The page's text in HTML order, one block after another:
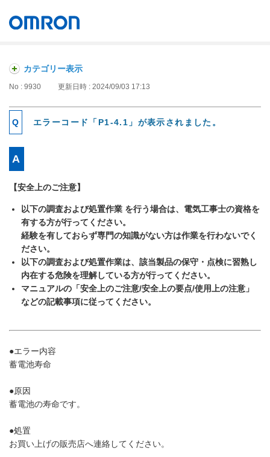
カテゴリー表示
No : 9930 更新日時 : 2024/09/03 17:13
エラーコード「P1-4.1」が表示されました。
【安全上のご注意】
以下の調査および処置作業 を行う場合は、電気工事士の資格を
有する方が行ってください。
経験を有しておらず専門の知識がない方は作業を行わないでく
ださい。
以下の調査および処置作業は、該当製品の保守・点検に習熟し
内在する危険を理解している方が行ってください。
マニュアルの「安全上のご注意/安全上の要点/使用上の注意」
などの記載事項に従ってください。
●エラー内容
蓄電池寿命
●原因
蓄電池の寿命です。
●処置
お買い上げの販売店へ連絡してください。